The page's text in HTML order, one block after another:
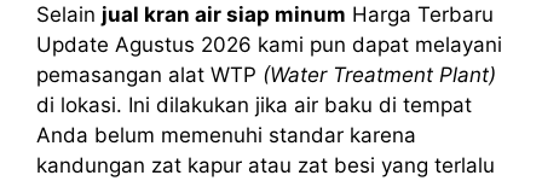
Selain jual kran air siap minum Harga Terbaru
Update Agustus 2026 kami pun dapat melayani
pemasangan alat WTP (Water Treatment Plant)
di lokasi. Ini dilakukan jika air baku di tempat
Anda belum memenuhi standar karena
kandungan zat kapur atau zat besi yang terlalu